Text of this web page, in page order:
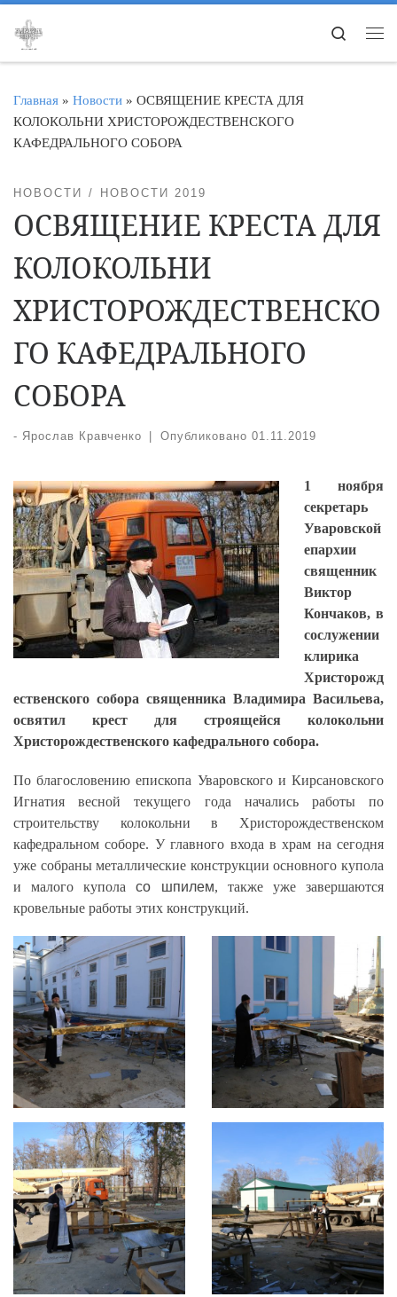
Перейти к содержимому
Search
Главная » Новости » ОСВЯЩЕНИЕ КРЕСТА ДЛЯ
КОЛОКОЛЬНИ ХРИСТОРОЖДЕСТВЕНСКОГО
КАФЕДРАЛЬНОГО СОБОРА
НОВОСТИ НОВОСТИ 2019
ОСВЯЩЕНИЕ КРЕСТА ДЛЯ
КОЛОКОЛЬНИ
ХРИСТОРОЖДЕСТВЕНСКО
ГО КАФЕДРАЛЬНОГО
СОБОРА
- Ярослав Кравченко Опубликовано 01.11.2019
1 ноября
секретарь
Уваровской
епархии
священник
Виктор
Кончаков, в
сослужении
клирика
Христорожд
ественского собора священника Владимира Васильева,
освятил крест для строящейся колокольни
Христорождественского кафедрального собора.
По благословению епископа Уваровского и Кирсановского
Игнатия весной текущего года начались работы по
строительству колокольни в Христорождественском
кафедральном соборе. У главного входа в храм на сегодня
уже собраны металлические конструкции основного купола
и малого куполасо шпилем, также уже завершаются
кровельные работы этих конструкций.